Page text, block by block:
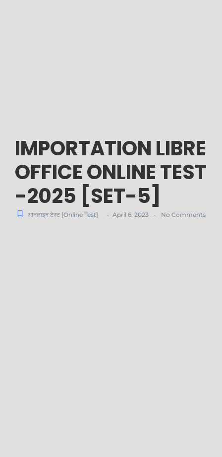
IMPORTATION LIBRE
OFFICE ONLINE TEST
-2025 [SET-5]
आनलाइन टेस्ट [Online Test] - April 6, 2023 - No Comments